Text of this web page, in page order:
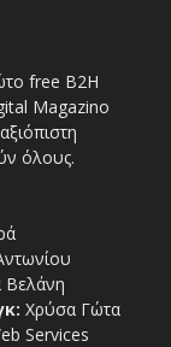
free Β2Η
Magazino
όλους.
Βελάνη
Χρύσα Γώτα
Services